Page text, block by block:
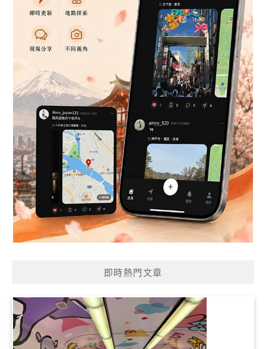
即時熱門文章